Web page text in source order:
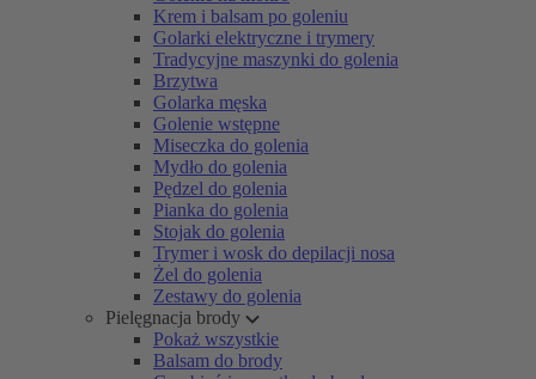
Krem i balsam po goleniu
Golarki elektryczne i trymery
Tradycyjne maszynki do golenia
Brzytwa
Golarka męska
Golenie wstępne
Miseczka do golenia
Mydło do golenia
Pędzel do golenia
Pianka do golenia
Stojak do golenia
Trymer i wosk do depilacji nosa
Żel do golenia
Zestawy do golenia
Pielęgnacja brody
Pokaż wszystkie
Balsam do brody